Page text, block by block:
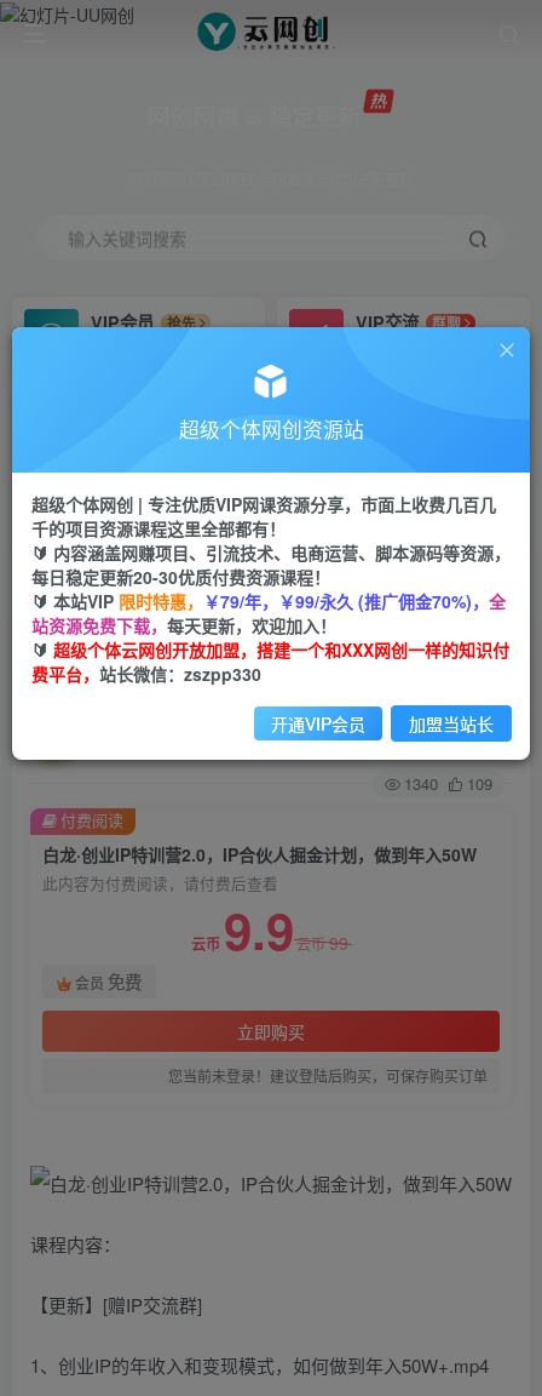
输入关键词搜索
VIP会员
抢先
VIP交流
群聊
研究探讨更多创业项目路子。
会员专属推广链接
招募站长
挂机
项目
脚本卡密
APP下载
GO
首页 创业课程 会员免费 正文
白龙·创业IP特训营2.0，IP合伙人掘金计划，做到
年入50W
关注 私信
1340 109
白龙·创业IP特训营2.0，IP合伙人掘金计划，做到年入50W
此内容为付费阅读，请付费后查看
云币 9.9云币99
会员 免费
立即购买
您当前未登录！建议登陆后购买，可保存购买订单
付费阅读
课程内容：
【更新】[赠IP交流群]
1、创业IP的年收入和变现模式，如何做到年入50W+.mp4
超级个体网创资源站
超级个体网创 | 专注优质VIP网课资源分享，市面上收费几百几
千的项目资源课程这里全部都有！
🔰 内容涵盖网赚项目、引流技术、电商运营、脚本源码等资源，
每日稳定更新20-30优质付费资源课程！
🔰 本站VIP 限时特惠， ￥79/年，￥99/永久 (推广佣金70%)， 全
站资源免费下载， 每天更新，欢迎加入！
🔰 超级个体云网创开放加盟，搭建一个和XXX网创一样的知识付
费平台， 站长微信：zszpp330
开通VIP会员 加盟当站长